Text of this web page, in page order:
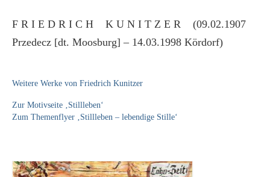
Leonhard Heinrich Hessel
Johann Georg Strobel
F R I E D R I C H K U N I T Z E R (09.02.1907
Przedecz [dt. Moosburg] – 14.03.1998 Kördorf)
Weitere Werke von Friedrich Kunitzer
Zur Motivseite ‚Stillleben‘
Zum Themenflyer ‚Stillleben – lebendige Stille‘